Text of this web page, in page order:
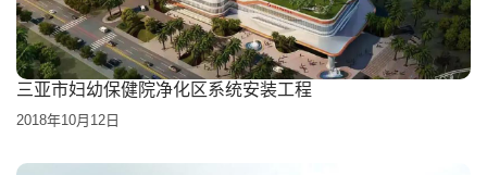
三亚市妇幼保健院净化区系统安装工程
2018年10月12日